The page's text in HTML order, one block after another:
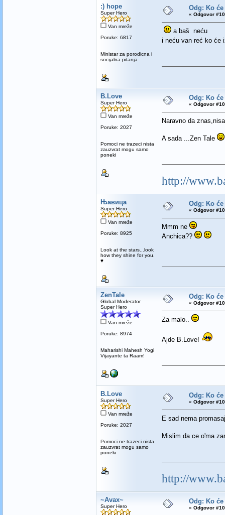
:) hope
Super Hero
Van mreže
Poruke: 6817
Ministar za porodicna i
socijalna pitanja
Odg: Ko
« Odgovor
a baš neću
i neću van reć ko će
B.Love
Super Hero
Van mreže
Poruke: 2027
Pomoci ne trazeci nista
zauzvrat mogu samo
poneki
Odg: Ko
« Odgovor
Naravno da
A sada ...Zen Tale
http://
Њавица
Super Hero
Van mreže
Poruke: 8925
Look at the stars...look
how they shine for you.
♥
Odg: Ko
« Odgovor
Mmm ne
Anchica??
ZenTale
Global Moderator
Super Hero
Van mreže
Poruke: 8974
Maharishi Mahesh Yogi
Vijayante ta Raam!
Odg: Ko
« Odgovor
Za malo..
Ajde B.Love!
B.Love
Super Hero
Van mreže
Poruke: 2027
Pomoci ne trazeci nista
zauzvrat mogu samo
poneki
Odg: Ko
« Odgovor
E sad nema
Mislim da ce o'ma
http://
~Avax~
Super Hero
Odg: Ko
« Odgovor